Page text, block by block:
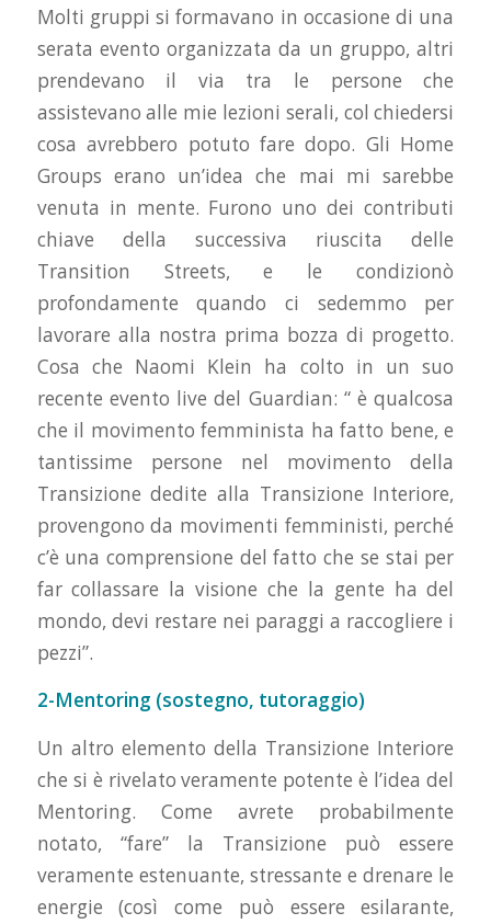
Molti gruppi si formavano in occasione di una
serata evento organizzata da un gruppo, altri
prendevano il via tra le persone che
assistevano alle mie lezioni serali, col chiedersi
cosa avrebbero potuto fare dopo. Gli Home
Groups erano un’idea che mai mi sarebbe
venuta in mente. Furono uno dei contributi
chiave della successiva riuscita delle
Transition Streets, e le condizionò
profondamente quando ci sedemmo per
lavorare alla nostra prima bozza di progetto.
Cosa che Naomi Klein ha colto in un suo
recente evento live del Guardian: “ è qualcosa
che il movimento femminista ha fatto bene, e
tantissime persone nel movimento della
Transizione dedite alla Transizione Interiore,
provengono da movimenti femministi, perché
c’è una comprensione del fatto che se stai per
far collassare la visione che la gente ha del
mondo, devi restare nei paraggi a raccogliere i
pezzi”.
2-Mentoring (sostegno, tutoraggio)
Un altro elemento della Transizione Interiore
che si è rivelato veramente potente è l’idea del
Mentoring. Come avrete probabilmente
notato, “fare” la Transizione può essere
veramente estenuante, stressante e drenare le
energie (così come può essere esilarante,